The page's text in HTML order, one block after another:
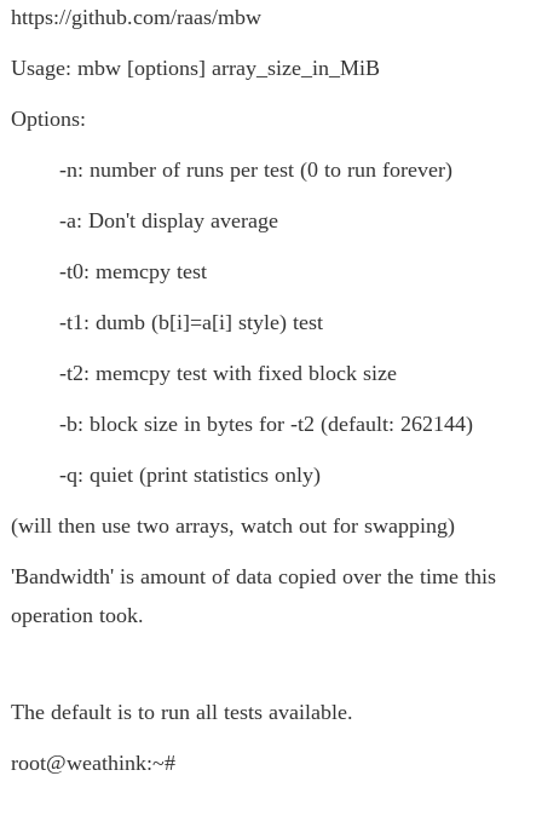
https://github.com/raas/mbw
Usage: mbw [options] array_size_in_MiB
Options:
-n: number of runs per test (0 to run forever)
-a: Don't display average
-t0: memcpy test
-t1: dumb (b[i]=a[i] style) test
-t2: memcpy test with fixed block size
-b: block size in bytes for -t2 (default: 262144)
-q: quiet (print statistics only)
(will then use two arrays, watch out for swapping)
'Bandwidth' is amount of data copied over the time this
operation took.
The default is to run all tests available.
root@weathink:~#